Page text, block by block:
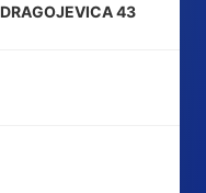
43